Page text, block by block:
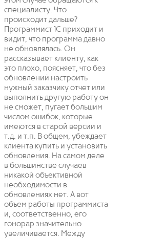
специалисту. Что
происходит дальше?
Программист 1С приходит и
видит, что программа давно
не обновлялась. Он
рассказывает клиенту, как
это плохо, поясняет, что без
обновлений настроить
нужный заказчику отчет или
выполнить другую работу он
не сможет, пугает большим
числом ошибок, которые
имеются в старой версии и
т.д. и т.п. В общем, убеждает
клиента купить и установить
обновления. На самом деле
в большинстве случаев
никакой объективной
необходимости в
обновлениях нет. А вот
объем работы программиста
и, соответственно, его
гонорар значительно
увеличивается. Между